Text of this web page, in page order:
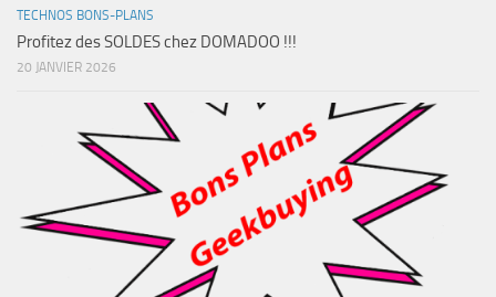
TECHNOS BONS-PLANS
Profitez des SOLDES chez DOMADOO !!!
20 JANVIER 2026